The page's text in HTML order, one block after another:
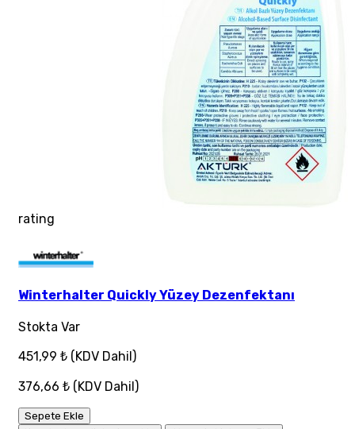
rating
Winterhalter Quickly Yüzey Dezenfektanı
Stokta Var
451,99 ₺ (KDV Dahil)
376,66 ₺ (KDV Dahil)
Sepete Ekle